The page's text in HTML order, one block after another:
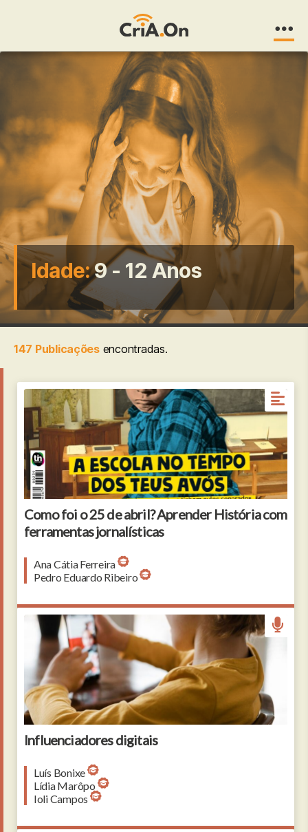
Idade:9 - 12 Anos
147 Publicaçõesencontradas.
Como foi o 25 de abril? Aprender História com
ferramentas jornalísticas
Ana Cátia Ferreira
Pedro Eduardo Ribeiro
Influenciadores digitais
Luís Bonixe
Lídia Marôpo
Ioli Campos